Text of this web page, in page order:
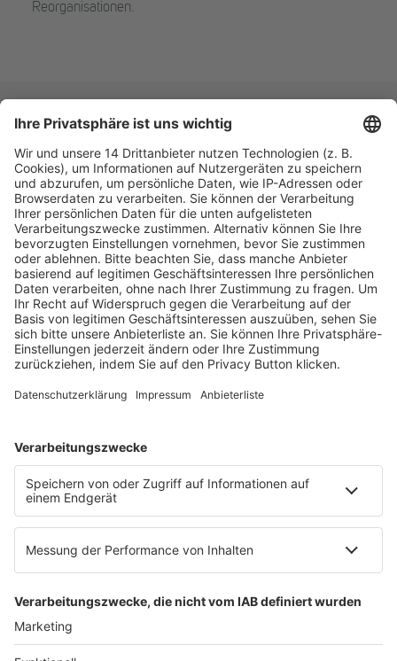
Reorganisationen.
Fachmedien Recht und Wirtschaft
Ein Fachbereich der
dfv Mediengruppe
Mainzer Landstr. 251
60326 Frankfurt am Main
E-Mail:info@ruw.de
Web:https://www.ruw.de
AGB
Datenschutzerklärung
Genderhinweis
Cookie-Einstellungen